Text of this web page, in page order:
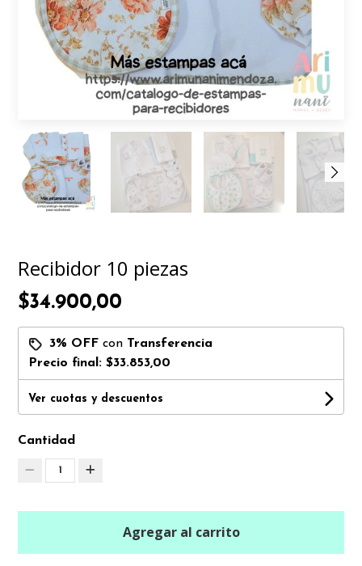
Recibidor 10 piezas
$34.900,00
3% OFF con Transferencia
Precio final:$33.853,00
Ver cuotas y descuentos
Cantidad
1
Agregar al carrito